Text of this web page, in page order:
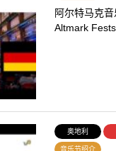
阿尔特马克
Altmark
奥地利
音乐节绍介